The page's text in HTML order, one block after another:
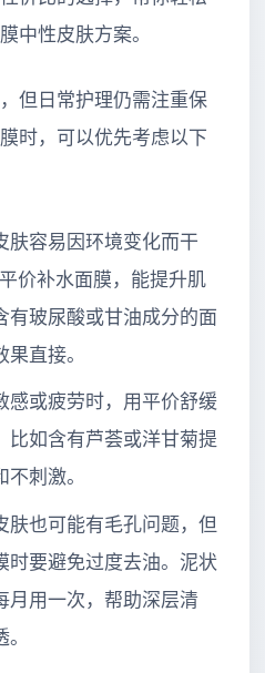
中性皮肤方案。
但日常护理仍需注重保
时，可以优先考虑以下
肤容易因环境变化而干
价补水面膜，能提升肌
有玻尿酸或甘油成分的面
直接。
感或疲劳时，用平价舒缓
比如含有芦荟或洋甘菊提
刺激。
肤也可能有毛孔问题，但
时要避免过度去油。泥状
月用一次，帮助深层清